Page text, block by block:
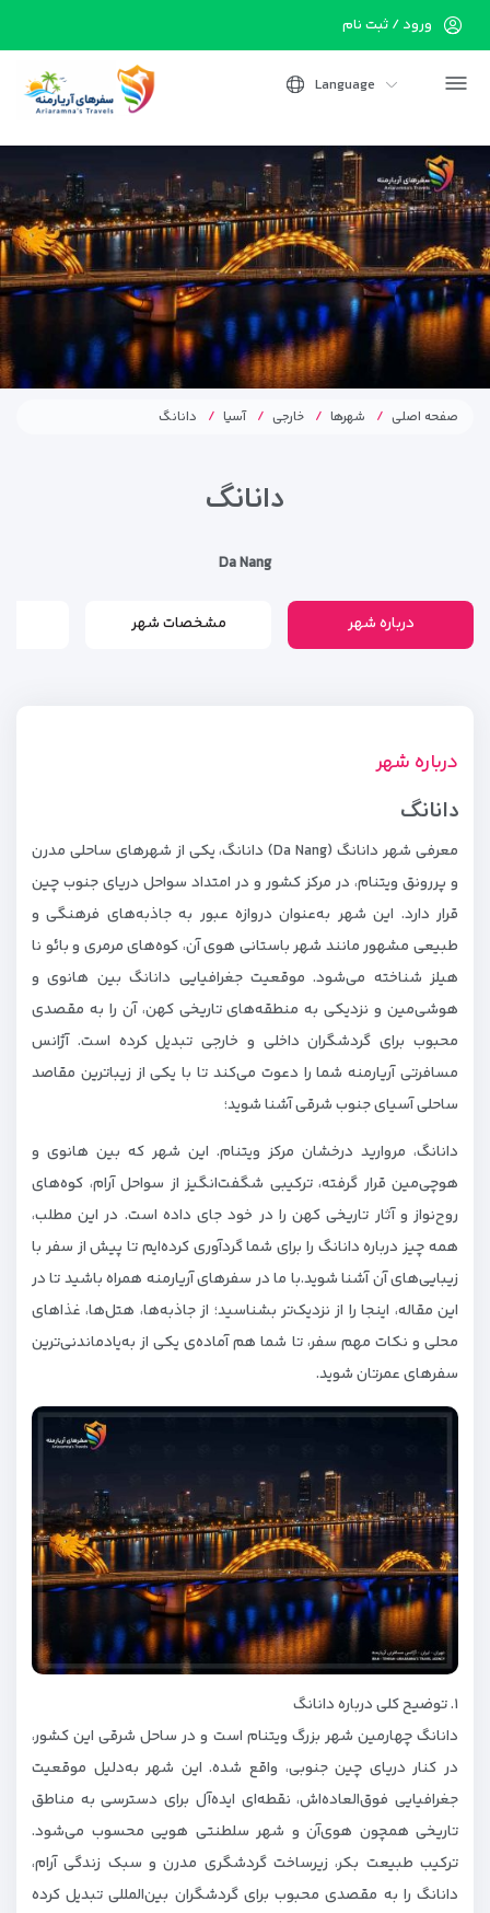
ورود / ثبت نام
Language
صفحه اصلی شهرها خارجی آسیا دانانگ
دانانگ
Da Nang
درباره شهر مشخصات شهر
درباره شهر
دانانگ
معرفی شهر دانانگ (Da Nang) دانانگ، یکی از شهرهای ساحلی مدرن
و پررونق ویتنام، در مرکز کشور و در امتداد سواحل دریای جنوب چین
قرار دارد. این شهر به‌عنوان دروازه عبور به جاذبه‌های فرهنگی و
طبیعی مشهور مانند شهر باستانی هوی آن، کوه‌های مرمری و بائو نا
هیلز شناخته می‌شود. موقعیت جغرافیایی دانانگ بین هانوی و
هو‌شی‌مین و نزدیکی به منطقه‌های تاریخی کهن، آن را به مقصدی
محبوب برای گردشگران داخلی و خارجی تبدیل کرده است. آژانس
مسافرتی آریارمنه شما را دعوت می‌کند تا با یکی از زیباترین مقاصد
ساحلی آسیای جنوب شرقی آشنا شوید؛
دانانگ، مروارید درخشان مرکز ویتنام. این شهر که بین هانوی و
هوچی‌مین قرار گرفته، ترکیبی شگفت‌انگیز از سواحل آرام، کوه‌های
روح‌نواز و آثار تاریخی کهن را در خود جای داده است. در این مطلب،
همه چیز درباره دانانگ را برای شما گردآوری کرده‌ایم تا پیش از سفر با
زیبایی‌های آن آشنا شوید.با ما در سفرهای آریارمنه همراه باشید تا در
این مقاله، اینجا را از نزدیک‌تر بشناسید؛ از جاذبه‌ها، هتل‌ها، غذاهای
محلی و نکات مهم سفر، تا شما هم آماده‌ی یکی از به‌یادماندنی‌ترین
سفرهای عمرتان شوید.
۱. توضیح کلی درباره دانانگ
دانانگ چهارمین شهر بزرگ ویتنام است و در ساحل شرقی این کشور،
در کنار دریای چین جنوبی، واقع شده. این شهر به‌دلیل موقعیت
جغرافیایی فوق‌العاده‌اش، نقطه‌ای ایده‌آل برای دسترسی به مناطق
تاریخی همچون هوی‌آن و شهر سلطنتی هویی محسوب می‌شود.
ترکیب طبیعت بکر، زیرساخت گردشگری مدرن و سبک زندگی آرام،
دانانگ را به مقصدی محبوب برای گردشگران بین‌المللی تبدیل کرده